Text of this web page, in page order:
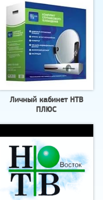
Личный кабинет НТВ
ПЛЮС